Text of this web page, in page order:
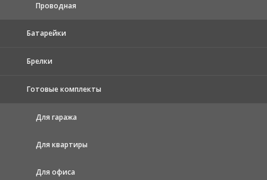
Проводная
Батарейки
Брелки
Готовые комплекты
Для гаража
Для квартиры
Для офиса